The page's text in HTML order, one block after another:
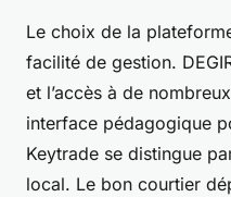
Le choix de la
facilité de gestion.
et l’accès à de
interface pédagogique
Keytrade se distingue
local. Le bon courtier